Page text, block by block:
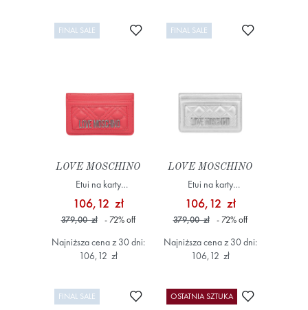
FINAL SALE Dodaj do ulubionych
LOVE MOSCHINO
Etui na karty
JC5659PP0MLA0615
Różowy
106,12 zł
379,00 zł - 72%off
Najniższa cena z 30 dni:
106,12 zł
FINAL SALE Dodaj do
LOVE MOSCHINO
Etui na karty
JC5659PP1MLA196B
Szary/Srebrny
106,12 zł
379,00 zł - 72%off
Najniższa cena z 30 dni:
106,12 zł
FINAL SALE Dodaj do ulubionych
OSTATNIA SZTUKA Dodaj do